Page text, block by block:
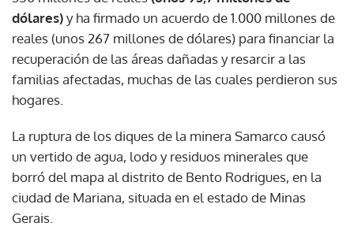
dólares)y ha firmado un acuerdo de 1.000 millones de
reales (unos 267 millones de dólares) para financiar la
recuperación de las áreas dañadas y resarcir a las
familias afectadas, muchas de las cuales perdieron sus
hogares.
La ruptura de los diques de la minera Samarco causó
un vertido de agua, lodo y residuos minerales que
borró del mapa al distrito de Bento Rodrigues, en la
ciudad de Mariana, situada en el estado de Minas
Gerais.